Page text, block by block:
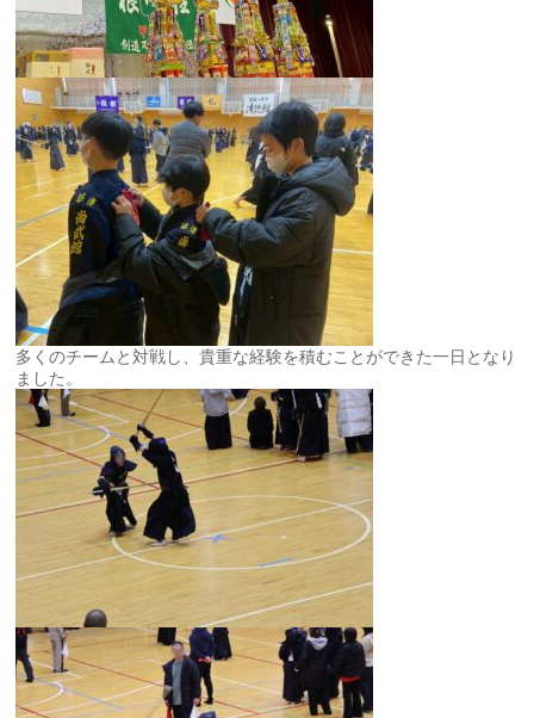
多くのチームと対戦し、貴重な経験を積むことができた一日となり
ました。